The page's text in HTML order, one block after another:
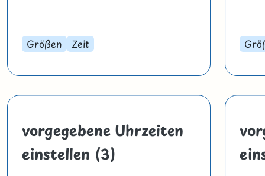
Größen Zeit
vorgegebene Uhrzeiten
einstellen (3)